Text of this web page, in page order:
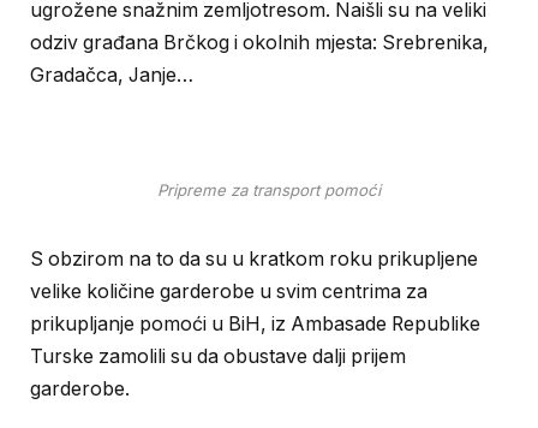
ugrožene snažnim zemljotresom. Naišli su na veliki
odziv građana Brčkog i okolnih mjesta: Srebrenika,
Gradačca, Janje…
Pripreme za transport pomoći
S obzirom na to da su u kratkom roku prikupljene
velike količine garderobe u svim centrima za
prikupljanje pomoći u BiH, iz Ambasade Republike
Turske zamolili su da obustave dalji prijem
garderobe.